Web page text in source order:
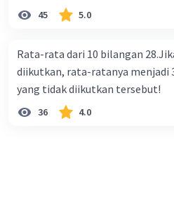
45 5.0
Rata-rata dari 10 bilangan
diikutkan, rata-ratanya menjadi
yang tidak diikutkan tersebut!
36 4.0